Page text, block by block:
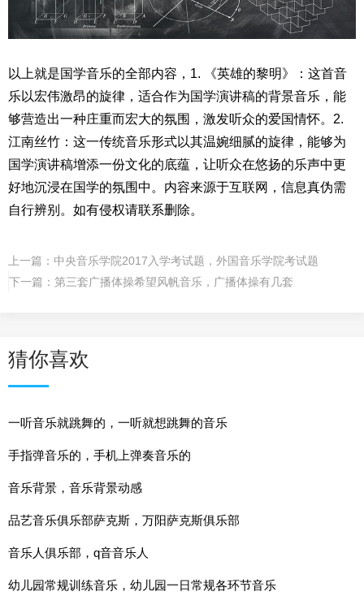
以上就是国学音乐的全部内容，1. 《英雄的黎明》：这首音
乐以宏伟激昂的旋律，适合作为国学演讲稿的背景音乐，能
够营造出一种庄重而宏大的氛围，激发听众的爱国情怀。2.
江南丝竹：这一传统音乐形式以其温婉细腻的旋律，能够为
国学演讲稿增添一份文化的底蕴，让听众在悠扬的乐声中更
好地沉浸在国学的氛围中。内容来源于互联网，信息真伪需
自行辨别。如有侵权请联系删除。
上一篇： 中央音乐学院2017入学考试题，外国音乐学院考试题
下一篇： 第三套广播体操希望风帆音乐，广播体操有几套
猜你喜欢
一听音乐就跳舞的，一听就想跳舞的音乐
手指弹音乐的，手机上弹奏音乐的
音乐背景，音乐背景动感
品艺音乐俱乐部萨克斯，万阳萨克斯俱乐部
音乐人俱乐部，q音音乐人
幼儿园常规训练音乐，幼儿园一日常规各环节音乐